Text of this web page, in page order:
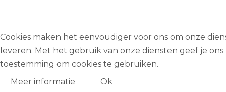
Cookies maken het eenvoudiger voor ons om onze
leveren. Met het gebruik van onze diensten geef je ons
toestemming om cookies te gebruiken.
Meer informatie
Ok